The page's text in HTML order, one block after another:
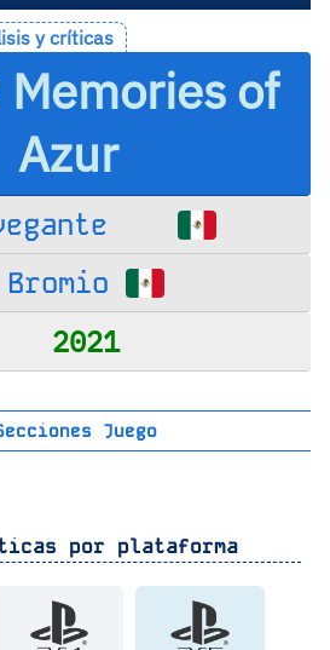
y críticas
Memories of
Azur
Bromio
2021
Juego
por plataforma